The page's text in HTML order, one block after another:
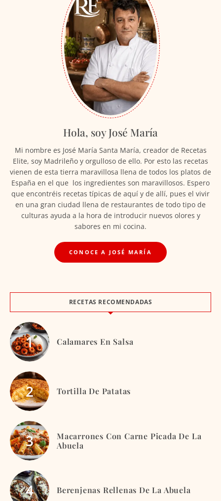
Hola, soy José María
Mi nombre es José María Santa María, creador de Recetas
Elite, soy Madrileño y orgulloso de ello. Por esto las recetas
vienen de esta tierra maravillosa llena de todos los platos de
España en el que los ingredientes son maravillosos. Espero
que encontréis recetas típicas de aquí y de allí, pues el vivir
en una gran ciudad llena de restaurantes de todo tipo de
culturas ayuda a la hora de introducir nuevos olores y
sabores en mi cocina.
CONOCE A JOSÉ MARÍA
RECETAS RECOMENDADAS
Calamares En Salsa
Tortilla De Patatas
Macarrones Con Carne Picada De La
Abuela
Berenjenas Rellenas De La Abuela